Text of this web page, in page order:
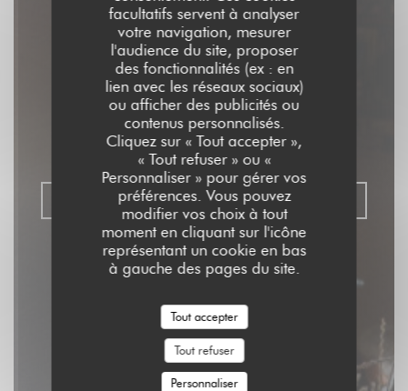
facultatifs servent à analyser
votre navigation, mesurer
l'audience du site, proposer
des fonctionnalités (ex : en
lien avec les réseaux sociaux)
ou afficher des publicités ou
contenus personnalisés.
Cliquez sur « Tout accepter »,
« Tout refuser » ou «
Personnaliser » pour gérer vos
préférences. Vous pouvez
modifier vos choix à tout
moment en cliquant sur l'icône
représentant un cookie en bas
à gauche des pages du site.
Tout accepter
Tout refuser
Personnaliser
Aux Dés Calés 17 -
Legendre
RESTAURANT - BISTROT - BAR|
RÉSERVER